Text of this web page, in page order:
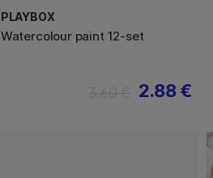
PLAYBOX
Watercolour paint 12-set
2.88 €